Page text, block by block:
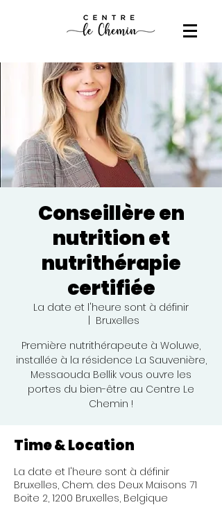
Conseillère en
nutrition et
nutrithérapie
certifiée
La date et l'heure sont à définir
Bruxelles
Première nutrithérapeute à Woluwe,
installée à la résidence La Sauvenière,
Messaouda Bellik vous ouvre les
portes du bien-être au Centre Le
Chemin !
Time & Location
La date et l'heure sont à définir
Bruxelles, Chem. des Deux Maisons 71
Boite 2, 1200 Bruxelles, Belgique